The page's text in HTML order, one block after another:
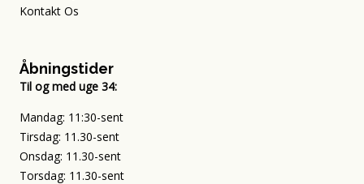
Kontakt Os
Åbningstider
Til og med uge 34:
Mandag: 11:30-sent
Tirsdag: 11.30-sent
Onsdag: 11.30-sent
Torsdag: 11.30-sent